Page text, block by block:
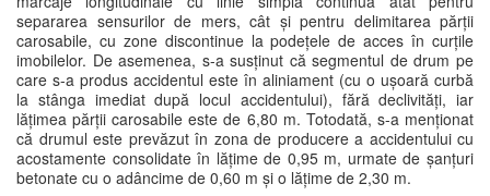
separarea sensurilor de mers, cât și pentru delimitarea părții
carosabile, cu zone discontinue la podețele de acces în curțile
imobilelor. De asemenea, s-a susținut că segmentul de drum pe
care s-a produs accidentul este în aliniament (cu o ușoară curbă
la stânga imediat după locul accidentului), fără declivități, iar
lățimea părții carosabile este de 6,80 m. Totodată, s-a menționat
că drumul este prevăzut în zona de producere a accidentului cu
acostamente consolidate în lățime de 0,95 m, urmate de șanțuri
betonate cu o adâncime de 0,60 m și o lățime de 2,30 m.